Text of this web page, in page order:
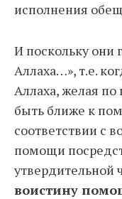
исполнения
И поскольку они
Аллаха…», т.е.
Аллаха, желая
быть ближе к
соответствии с
помощи
утвердительной
воистину